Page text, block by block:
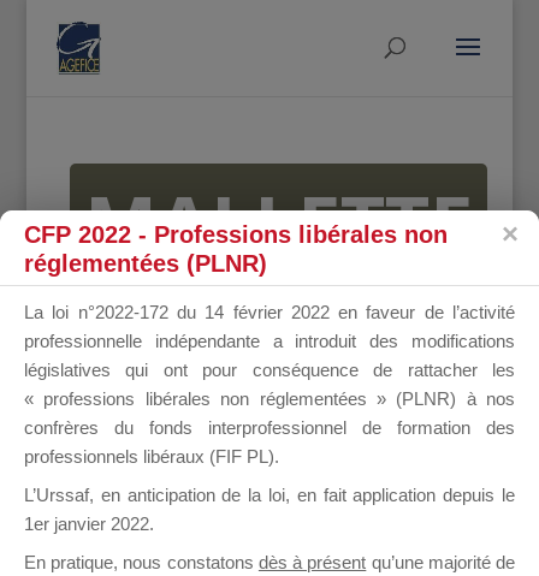
MALLETTE
DU
DIRIGEANT
il y a un mois
CFP 2022 - Professions libérales non
réglementées (PLNR)
La loi n°2022-172 du 14 février 2022 en faveur de l’activité
professionnelle indépendante a introduit des modifications
législatives qui ont pour conséquence de rattacher les
« professions libérales non réglementées » (PLNR) à nos
confrères du fonds interprofessionnel de formation des
professionnels libéraux (FIF PL).
L’Urssaf, en anticipation de la loi, en fait application depuis le
1er janvier 2022.
En pratique, nous constatons dès à présent qu’une majorité de